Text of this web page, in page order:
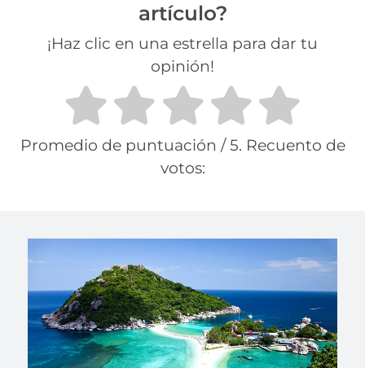
artículo?
¡Haz clic en una estrella para dar tu
opinión!
Promedio de puntuación / 5. Recuento de
votos: